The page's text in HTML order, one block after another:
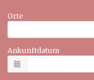
Orte
Ankunftdatum